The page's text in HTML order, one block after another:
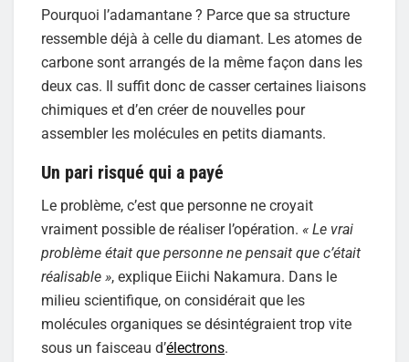
Pourquoi l’adamantane ? Parce que sa structure
ressemble déjà à celle du diamant. Les atomes de
carbone sont arrangés de la même façon dans les
deux cas. Il suffit donc de casser certaines liaisons
chimiques et d’en créer de nouvelles pour
assembler les molécules en petits diamants.
Un pari risqué qui a payé
Le problème, c’est que personne ne croyait
vraiment possible de réaliser l’opération. « Le vrai
problème était que personne ne pensait que c’était
réalisable », explique Eiichi Nakamura. Dans le
milieu scientifique, on considérait que les
molécules organiques se désintégraient trop vite
sous un faisceau d’électrons.